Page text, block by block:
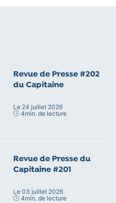
Revue de Presse #202
du Capitaine
Le 24 juillet 2026
4min. de lecture
Revue de Presse du
Capitaine #201
Le 03 juillet 2026
4min. de lecture